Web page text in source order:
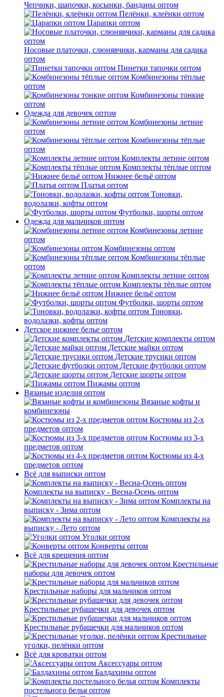
Чепчики, шапочки, косынки, банданы оптом
Пелёнки, клеёнки оптом
Царапки оптом
Носовые платочки, слюнявчики, карманы для садика
оптом
Пинетки тапочки оптом
Комбинезоны тёплые
оптом
Комбинезоны тонкие
оптом
Одежда для девочек оптом
Комбинезоны летние
оптом
Комбинезоны тёплые
оптом
Комплекты летние оптом
Комплекты тёплые оптом
Нижнее бельё оптом
Платья оптом
Тоновки,
водолазки, кофты оптом
Футболки, шорты оптом
Одежда для мальчиков оптом
Комбинезоны летние
оптом
Комбинезоны оптом
Комбинезоны тёплые
оптом
Комплекты летние оптом
Комплекты тёплые оптом
Нижнее бельё оптом
Футболки, шорты оптом
Тоновки,
водолазки, кофты оптом
Детское нижнее белье оптом
Детские комплекты оптом
Детские майки оптом
Детские трусики оптом
Детские футболки оптом
Детские шорты оптом
Пижамы оптом
Вязаные изделия оптом
Вязаные кофты и
комбинезоны
Костюмы из 2-х
предметов оптом
Костюмы из 3-х
предметов оптом
Костюмы из 4-х
предметов оптом
Всё для выписки оптом
Комплекты на выписку - Весна-Осень оптом
Комплекты на
выписку - Зима оптом
Комплекты на
выписку - Лето оптом
Уголки оптом
Конверты оптом
Всё для крещения оптом
Крестильные
наборы для девочек оптом
Крестильные наборы для мальчиков оптом
Крестильные рубашечки для девочек оптом
Крестильные рубашечки для мальчиков оптом
Крестильные
уголки, пелёнки оптом
Всё для кроватки оптом
Аксессуары оптом
Балдахины оптом
Комплекты
постельного белья оптом